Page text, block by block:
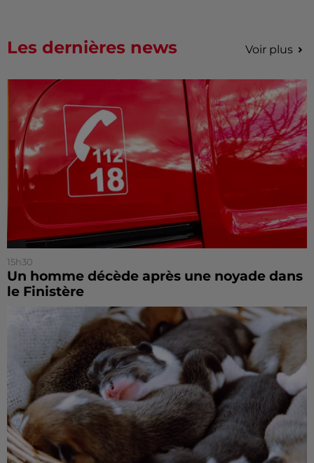
Les dernières news Voir plus
15h30
Un homme décède après une noyade dans
le Finistère